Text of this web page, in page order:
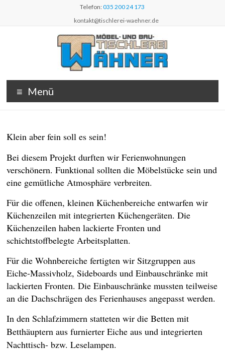
Telefon:035 200 24 173
kontakt@tischlerei-waehner.de
Möbel- und
Bautischlerei
Wähner
Ihr Spezialist
für
Holzausbauten
Menü
Klein aber fein solles sein!
Bei diesem Projekt durften wir Ferienwohnungen
verschönern. Funktional sollten die Möbelstücke sein und
eine gemütliche Atmosphäre verbreiten.
Für die offenen, kleinen Küchenbereiche entwarfen wir
Küchenzeilen mit integrierten Küchengeräten. Die
Küchenzeilen haben lackierte Fronten und
schichtstoffbelegte Arbeitsplatten.
Für die Wohnbereiche fertigten wir Sitzgruppen aus
Eiche-Massivholz, Sideboards und Einbauschränke mit
lackierten Fronten. Die Einbauschränke mussten teilweise
an die Dachschrägen des Ferienhauses angepasst werden.
In den Schlafzimmern statteten wir die Betten mit
Betthäuptern aus furnierter Eiche aus und integrierten
Nachttisch- bzw. Leselampen.